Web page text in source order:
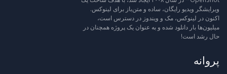
ویرایشگر ویدیو رایگان، ساده و متن‌باز برای لینوکس.
اکنون در لینوکس، مک و ویندوز در دسترس است،
میلیون‌ها بار دانلود شده و به عنوان یک پروژه همچنان در
حال رشد است!
پروانه